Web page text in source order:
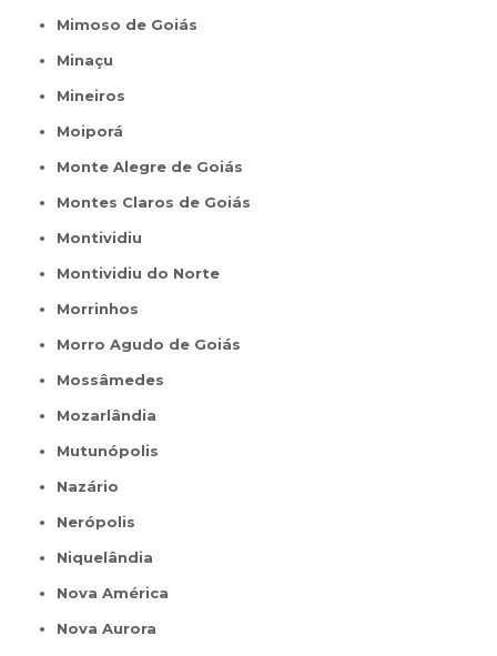
Mimoso de Goiás
Minaçu
Mineiros
Moiporá
Monte Alegre de Goiás
Montes Claros de Goiás
Montividiu
Montividiu do Norte
Morrinhos
Morro Agudo de Goiás
Mossâmedes
Mozarlândia
Mutunópolis
Nazário
Nerópolis
Niquelândia
Nova América
Nova Aurora